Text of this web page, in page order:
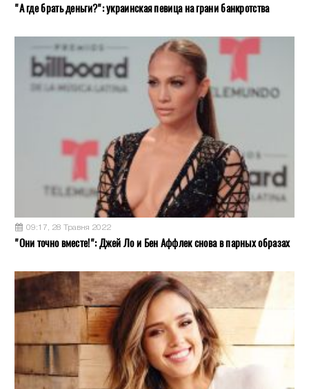
"А где брать деньги?": украинская певица на грани банкротства
09:17, 28 Травня 2022
"Они точно вместе!": Джей Ло и Бен Аффлек снова в парных образах